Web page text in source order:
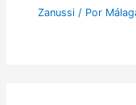
Zanussi / Por